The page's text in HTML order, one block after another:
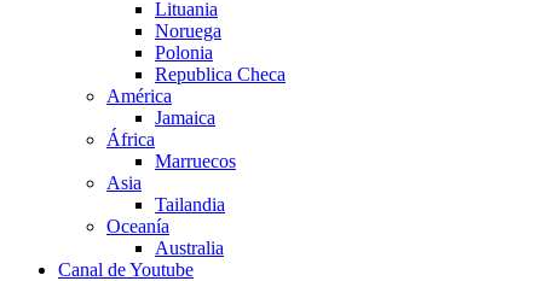
Lituania
Noruega
Polonia
Republica Checa
América
Jamaica
África
Marruecos
Asia
Tailandia
Oceanía
Australia
Canal de Youtube